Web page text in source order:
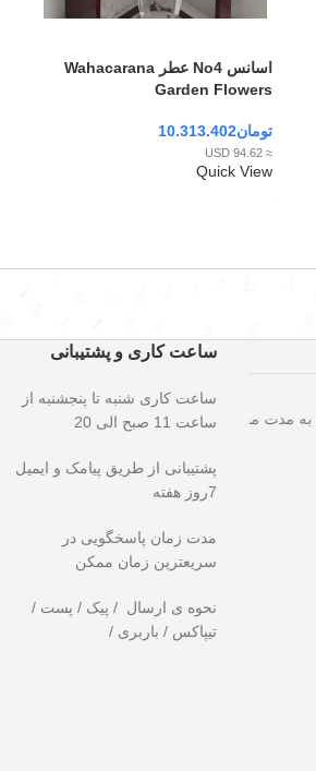
اسانس No4 عطر Wahacarana
Garden Flowers
تومان10.313.402
≈ 94.62 USD
Quick View
۵۰ درصد تخفیف ویژه به مدت محدود روی تمامی
ساعت کاری و پشتیبانی
ساعت کاری شنبه تا پنجشنبه از
ساعت 11 صبح الی 20
پشتیبانی از طریق پیامک و ایمیل
7روز هفته
مدت زمان پاسخگویی در
سریعترین زمان ممکن
نحوه ی ارسال / پیک / پست /
تیپاکس / باربری /